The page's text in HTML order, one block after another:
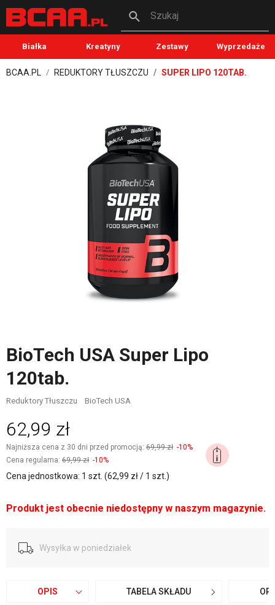
Szukaj
Białka Kreatyny Zestawy Wyprzedaże
BCAA.PL REDUKTORY TŁUSZCZU SUPER LIPO 120TAB.
BioTech USA Super Lipo
120tab.
Reduktory Tłuszczu BioTech USA
62,99 zł
Najniższa cena z 30 dni przed promocją: 69,99 zł -10%
Cena regularna: 69,99 zł -10%
Cena jednostkowa: 1 szt. (62,99 zł / 1 szt.)
Produkt jest obecnie niedostępny w naszym magazynie.
Wysyłka w poniedziałek
OPIS TABELA SKŁADU